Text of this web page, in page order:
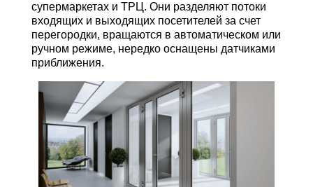
супермаркетах и ТРЦ. Они разделяют потоки
входящих и выходящих посетителей за счет
перегородки, вращаются в автоматическом или
ручном режиме, нередко оснащены датчиками
приближения.